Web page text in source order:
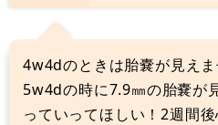
4w4dのときは胎嚢が見え
5w4dの時に7.9㎜の胎嚢が
っていってほしい！2週間